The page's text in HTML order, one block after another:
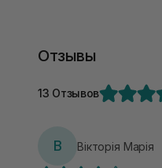
Отзывы
13 Отзывов
В Вікторія Марія